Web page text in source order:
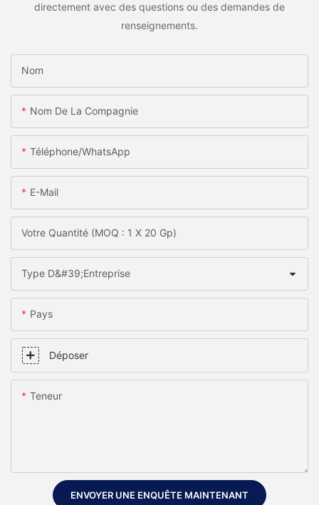
directement avec des questions ou des demandes de
renseignements.
Nom
Nom De La Compagnie
Téléphone/WhatsApp
E-Mail
Votre Quantité (MOQ : 1 X 20 Gp)
Type D&#39;entreprise
Pays
Déposer
Teneur
ENVOYER UNE ENQUÊTE MAINTENANT